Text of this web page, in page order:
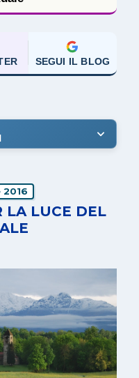
SEGUI IL BLOG
2016
LA LUCE DEL